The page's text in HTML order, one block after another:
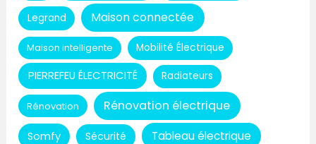
Legrand Maison connectée
Maison intelligente Mobilité Électrique
PIERREFEU ÉLECTRICITÉ Radiateurs
Rénovation Rénovation électrique
Somfy Sécurité Tableau électrique